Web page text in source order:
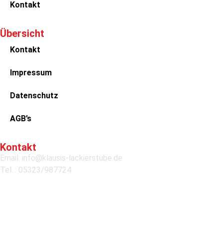
Kontakt
Übersicht
Kontakt
Impressum
Datenschutz
AGB’s
Kontakt
Email: info@klausis-lackierstube.de
Tel. : 05323/987724